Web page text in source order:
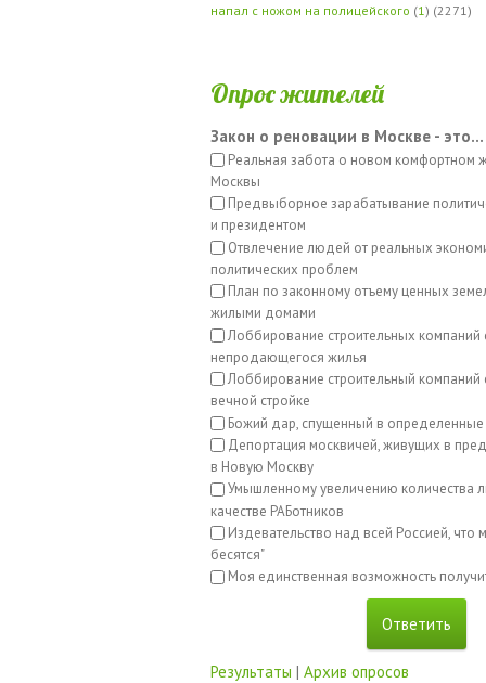
напал с ножом на полицейского (1 ) (2271)
Опрос жителей
Закон о реновации в Москве - это...
Реальная забота о новом комфортном
Москвы
Предвыборное зарабатывание
и президентом
Отвлечение людей от реальных
политических проблем
План по законному отъему ценных
жилыми домами
Лоббирование строительных компаний
непродающегося жилья
Лоббирование строительный компаний
вечной стройке
Божий дар, спущенный в
Депортация москвичей, живущих в
в Новую Москву
Умышленному увеличению количества
качестве РАБотников
Издевательство над всей Россией, что
бесятся"
Моя единственная возможность
Результаты | Архив опросов